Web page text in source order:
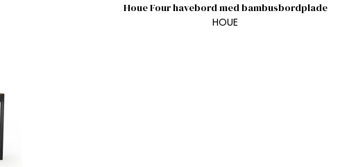
Houe Four havebord med bambusbordplade
HOUE